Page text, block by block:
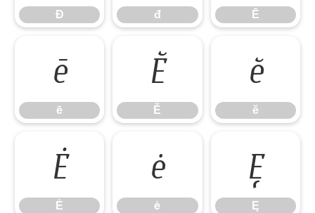
Đ đ Ē
ē
ē
Ĕ
Ĕ
ĕ
ĕ
Ė
Ė
ė
ė
Ę
Ę